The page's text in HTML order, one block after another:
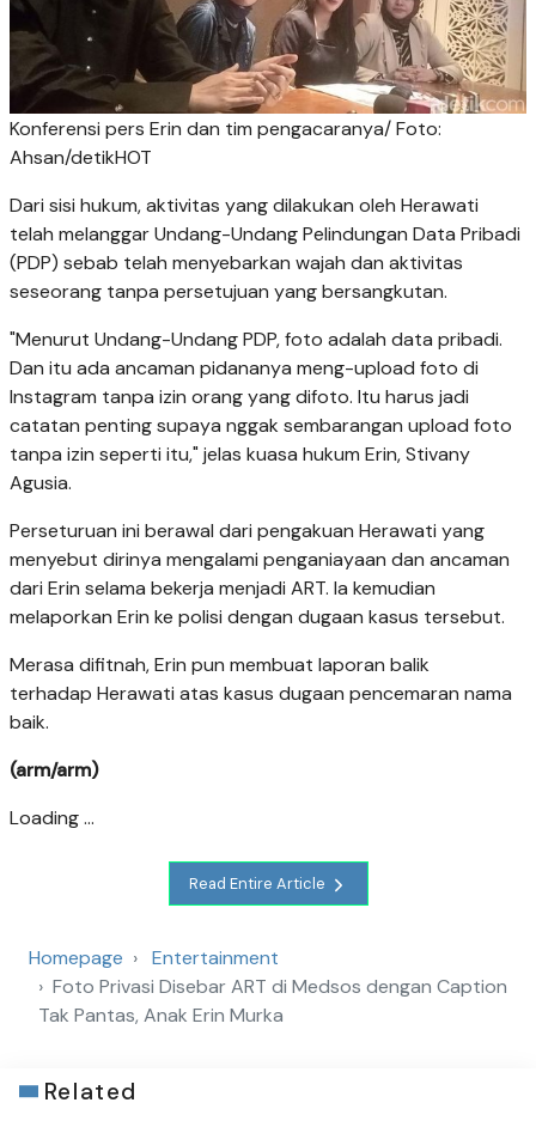
Konferensi pers Erin dan tim pengacaranya/ Foto:
Ahsan/detikHOT
Dari sisi hukum, aktivitas yang dilakukan oleh Herawati
telah melanggar Undang-Undang Pelindungan Data Pribadi
(PDP) sebab telah menyebarkan wajah dan aktivitas
seseorang tanpa persetujuan yang bersangkutan.
"Menurut Undang-Undang PDP, foto adalah data pribadi.
Dan itu ada ancaman pidananya meng-upload foto di
Instagram tanpa izin orang yang difoto. Itu harus jadi
catatan penting supaya nggak sembarangan upload foto
tanpa izin seperti itu," jelas kuasa hukum Erin, Stivany
Agusia.
Perseturuan ini berawal dari pengakuan Herawati yang
menyebut dirinya mengalami penganiayaan dan ancaman
dari Erin selama bekerja menjadi ART. Ia kemudian
melaporkan Erin ke polisi dengan dugaan kasus tersebut.
Merasa difitnah, Erin pun membuat laporan balik
terhadap Herawati atas kasus dugaan pencemaran nama
baik.
(arm/arm)
Loading ...
Read Entire Article
Homepage
Entertainment
Foto Privasi Disebar ART di Medsos dengan Caption
Tak Pantas, Anak Erin Murka
Related